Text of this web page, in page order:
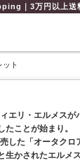
｜3万円以上送
ット
エリ・エルメスが
たことが始まり。
した「オータクロ
生かされたエルメ